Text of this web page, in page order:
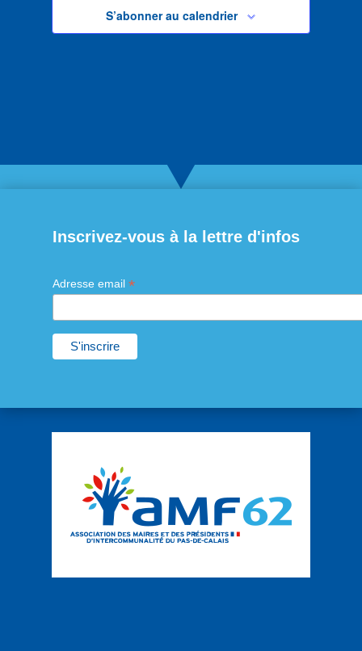
S’abonner au calendrier
Inscrivez-vous à la lettre d'infos
Adresse email *